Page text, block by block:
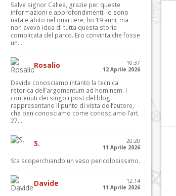
Salve signor Callea, grazie per queste
informazioni e approfondimenti. Io sono
nata e abito nel quartiere, ho 19 anni, ma
non avevo idea di tutta questa storia
complicata del parco. Ero convinta che fosse
un...
Rosalio
10:37
12 Aprile 2026
Davide conosciamo intanto la tecnica
retorica dell’argomentum ad hominem. I
contenuti dei singoli post del blog
rappresentano il punto di vista dell’autore,
che ben conosciamo come conosciamo l’art.
27...
S.
20:20
11 Aprile 2026
Sta scoperchiando un vaso pericolosissimo.
Davide
12:14
11 Aprile 2026